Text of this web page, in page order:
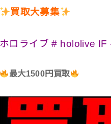
買取大募集
ホロライブ # hololive
最大1500円買取